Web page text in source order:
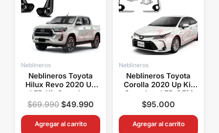
Neblineros
Neblineros Toyota
Hilux Revo 2020 Up
LED Kit Completo
OEM con Switch
Original
$69.990
$69.990.
$49.990
$49.990.
Agregar al carrito
Neblineros
Neblineros Toyota
Corolla 2020 Up Kit
Completo LED OEM
con Switch Original
$95.000
Agregar al carrito